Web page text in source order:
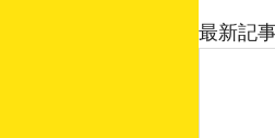
最新記